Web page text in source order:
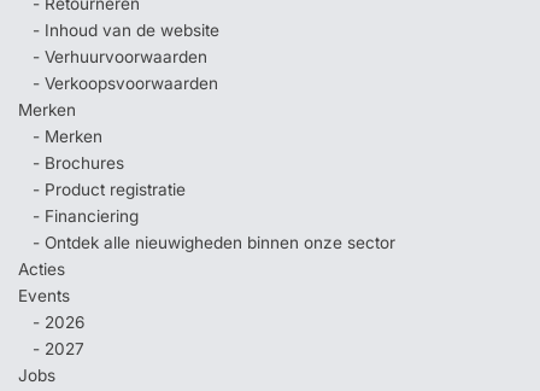
- Inhoud van de website
- Verhuurvoorwaarden
- Verkoopsvoorwaarden
Merken
- Merken
- Brochures
- Product registratie
- Financiering
- Ontdek alle nieuwigheden binnen onze sector
Acties
Events
- 2026
- 2027
Jobs